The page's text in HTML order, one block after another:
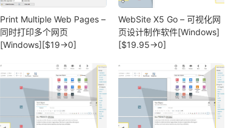
Print Multiple Web Pages –
同时打印多个网页
[Windows][$19→0]
WebSite X5 Go – 可视化网
页设计制作软件[Windows]
[$19.95→0]